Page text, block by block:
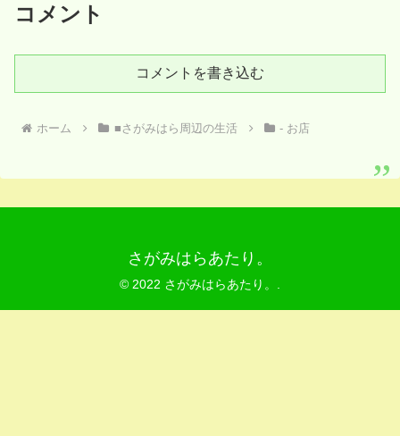
コメント
コメントを書き込む
ホーム ■さがみはら周辺の生活 - お店
さがみはらあたり。
© 2022 さがみはらあたり。.